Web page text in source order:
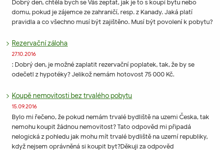
Dobrý den, chtěla bych se Vás zeptat, jak je to s koupí bytu nebo
domu, pokud je zájemce ze zahraničí, resp. z Kanady. Jaká platí
pravidla a co všechno musí být zajištěno. Musí být povolení k pobytu?
Rezervační záloha
27.10.2016
: Dobrý den, je možné zaplatit rezervační poplatek, tak, že by se
odečetl z hypotéky? Jelikož nemám hotovost 75 000 Kč.
Koupě nemovitosti bez trvalého pobytu
15.09.2016
Bylo mi řečeno, že pokud nemám trvalé bydliště na uzemi Česka, tak
nemohu koupit žádnou nemovitost? Tato odpověd mi připadá
nelogická z pohledu jak mohu mít trvalé bydliště na uzemí republiky,
když nejsem oprávněná si koupit byt?Děkuji za odpověd